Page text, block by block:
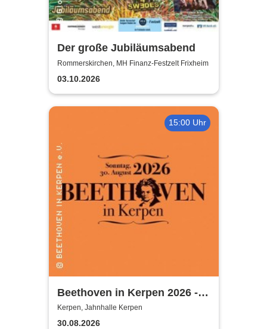
Der große Jubiläumsabend
Rommerskirchen, MH Finanz-Festzelt Frixheim
03.10.2026
15:00 Uhr
Beethoven in Kerpen 2026 -
Sommerkonzerte 2026
Kerpen, Jahnhalle Kerpen
30.08.2026